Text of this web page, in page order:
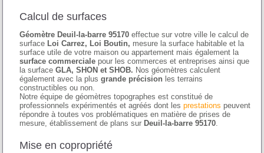
Calcul de surfaces
Géomètre Deuil-la-barre 95170 effectue sur votre ville le calcul de
surface Loi Carrez, Loi Boutin, mesure la surface habitable et la
surface utile de votre maison ou appartement mais également la
surface commerciale pour les commerces et entreprises ainsi que
la surfaceGLA, SHON et SHOB. Nos géomètres calculent
également avec la plusgrande précision les terrains
constructibles ou non.
Notre équipe de géomètres topographes est constitué de
professionnels expérimentés et agréés dont lesprestations peuvent
répondre à toutes vos problématiques en matière de prises de
mesure, établissement de plans sur Deuil-la-barre 95170.
Mise en copropriété